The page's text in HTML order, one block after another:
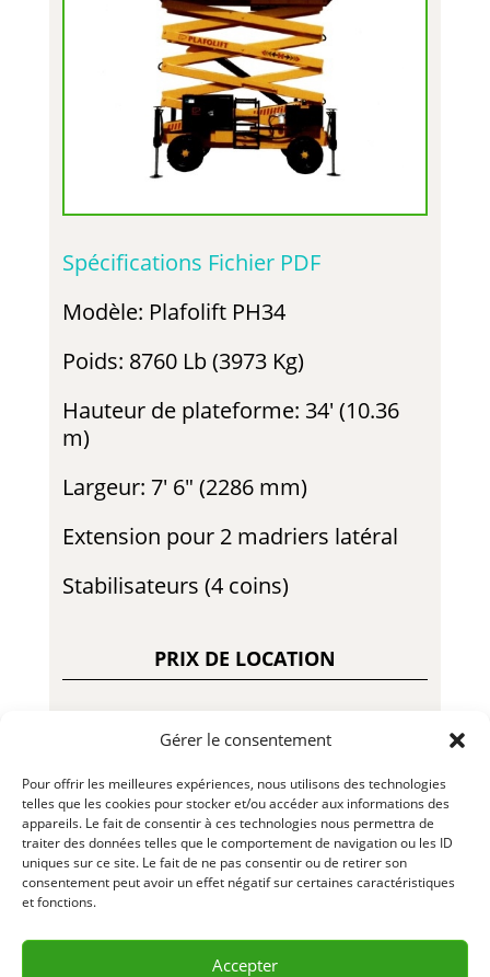
Gérer le consentement
Pour offrir les meilleures expériences, nous utilisons des technologies
telles que les cookies pour stocker et/ou accéder aux informations des
appareils. Le fait de consentir à ces technologies nous permettra de
traiter des données telles que le comportement de navigation ou les ID
uniques sur ce site. Le fait de ne pas consentir ou de retirer son
consentement peut avoir un effet négatif sur certaines caractéristiques
et fonctions.
Accepter
Spécifications Fichier PDF
Modèle: Plafolift PH34
Poids: 8760 Lb (3973 Kg)
Hauteur de plateforme: 34′ (10.36
m)
Largeur: 7′ 6″ (2286 mm)
Extension pour 2 madriers latéral
Stabilisateurs (4 coins)
PRIX DE LOCATION
295.00$ – Jour
800.00$ – Semaine
1900.00$ – Mois
470.00$ – Fin de Semaine
LLLPH34-1 – LLLPH40-1 – R24-01